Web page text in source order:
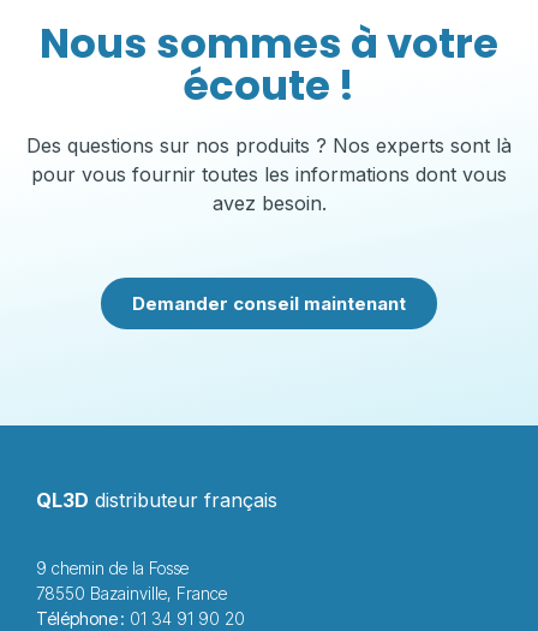
Nous sommes à votre
écoute !
Des questions sur nos produits ? Nos experts sont là
pour vous fournir toutes les informations dont vous
avez besoin.
Demander conseil maintenant
QL3D distributeur français
9 chemin de la Fosse
78550 Bazainville, France
Téléphone : 01 34 91 90 20